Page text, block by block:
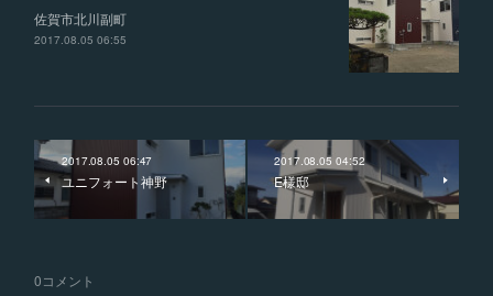
佐賀市北川副町
2017.08.05 06:55
2017.08.05 06:47
ユニフォート神野
2017.08.05 04:52
E様邸
0コメント